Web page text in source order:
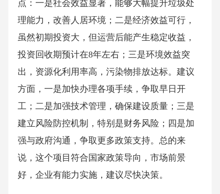
点：一是社会效益显著，能够大幅提升垃圾处
理能力，改善人居环境；二是经济效益可行，
虽然初期投资大，但运营后能产生稳定收益，
投资回收期预计在8年左右；三是环境效益突
出，资源化利用率高，污染物排放达标。建议
方面，一是加快办理各项手续，争取早日开
工；二是加强技术管理，确保建设质量；三是
建立风险防控机制，特别是财务风险；四是加
强与政府沟通，争取更多政策支持。总的来
说，这个项目符合国家政策导向，市场前景
好，企业有能力实施，建议尽快决策。